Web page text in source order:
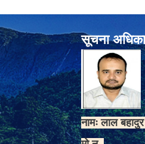
सूचना
नामः लाल